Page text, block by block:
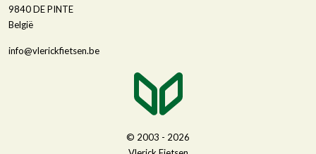
9840DE PINTE
België
info@vlerickfietsen.be
© 2003 - 2026